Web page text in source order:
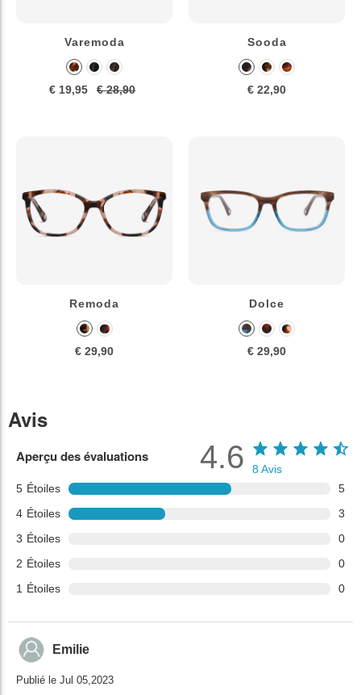
Varemoda
€ 19,95 € 28,90
Sooda
€ 22,90
Remoda
€ 29,90
Dolce
€ 29,90
Avis
Aperçu des évaluations
5 Étoiles
5
4 Étoiles
3
3 Étoiles
0
2 Étoiles
0
1 Étoiles 0
4.6 8 Avis
Emilie
Publié le Jul 05,2023